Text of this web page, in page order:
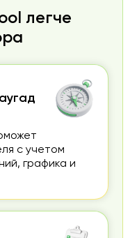
легче
с учетом
графика и